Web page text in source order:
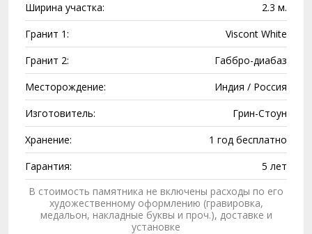
Ширина участка:
2.3 м.
Гранит 1:
Viscont White
Гранит 2:
Габбро-диабаз
Месторождение:
Индия / Россия
Изготовитель:
Грин-Стоун
Хранение:
1 год бесплатно
Гарантия:
5 лет
В стоимость памятника не включены расходы по его
художественному оформлению (гравировка,
медальон, накладные буквы и проч.), доставке и
установке